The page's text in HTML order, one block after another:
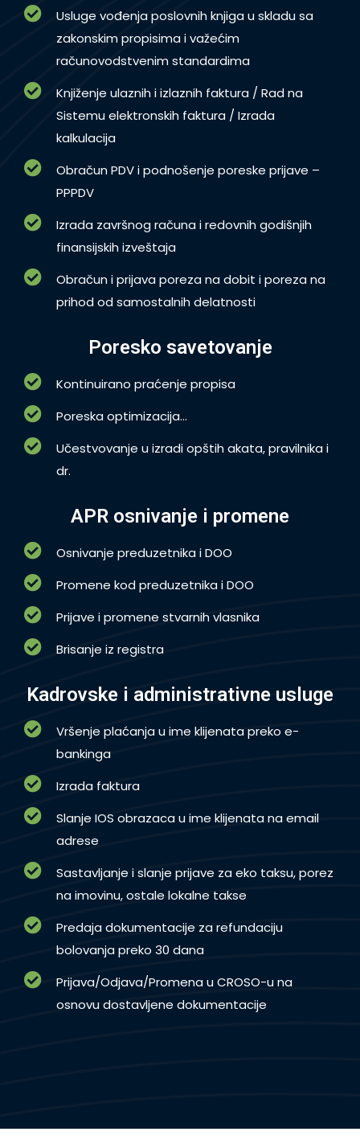
Usluge vođenja poslovnih knjiga u skladu sa
zakonskim propisima i važećim
računovodstvenim standardima
Knjiženje ulaznih i izlaznih faktura / Rad na
Sistemu elektronskih faktura / Izrada
kalkulacija
Obračun PDV i podnošenje poreske prijave –
PPPDV
Izrada završnog računa i redovnih godišnjih
finansijskih izveštaja
Obračun i prijava poreza na dobit i poreza na
prihod od samostalnih delatnosti
Poresko savetovanje
Kontinuirano praćenje propisa
Poreska optimizacija...
Učestvovanje u izradi opštih akata, pravilnika i
dr.
APR osnivanje i promene
Osnivanje preduzetnika i DOO
Promene kod preduzetnika i DOO
Prijave i promene stvarnih vlasnika
Brisanje iz registra
Kadrovske i administrativne usluge
Vršenje plaćanja u ime klijenata preko e-
bankinga
Izrada faktura
Slanje IOS obrazaca u ime klijenata na email
adrese
Sastavljanje i slanje prijave za eko taksu, porez
na imovinu, ostale lokalne takse
Predaja dokumentacije za refundaciju
bolovanja preko 30 dana
Prijava/Odjava/Promena u CROSO-u na
osnovu dostavljene dokumentacije